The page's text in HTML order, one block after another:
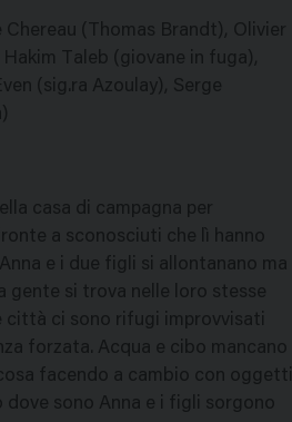
(Thomas Brandt), Olivier
Taleb (giovane in fuga),
(sig.ra Azoulay), Serge
casa di campagna per
a sconosciuti che lì hanno
e i due figli si allontanano ma
gente si trova nelle loro stesse
città ci sono rifugi improvvisati
forzata. Acqua e cibo mancano
facendo a cambio con oggetti
dove sono Anna e i figli sorgono